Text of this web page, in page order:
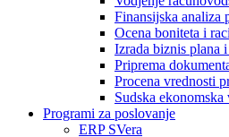
Finansijska analiza
Ocena boniteta i
Izrada biznis plana
Priprema
Procena vrednosti
Sudska ekonomska
Programi za poslovanje
ERP SVera